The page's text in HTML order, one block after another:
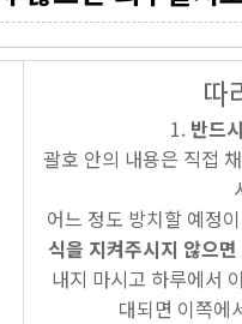
따
반드
괄호 안의 내용은 직접
어느 정도 방치할 예정
식을 지켜주시지 않으
내지 마시고 하루에서
대되면 이쪽에